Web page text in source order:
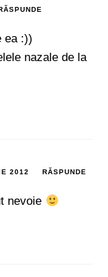
ea :))
nazale de la
2012 RĂSPUNDE
nevoie